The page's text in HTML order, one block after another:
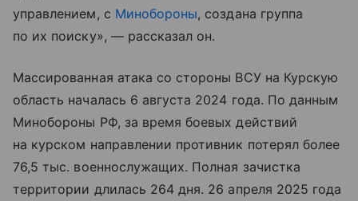
управлением, с Минобороны, создана группа
по их поиску», — рассказал он.
Массированная атака со стороны ВСУ на Курскую
область началась 6 августа 2024 года. По данным
Минобороны РФ, за время боевых действий
на курском направлении противник потерял более
76,5 тыс. военнослужащих. Полная зачистка
территории длилась 264 дня. 26 апреля 2025 года